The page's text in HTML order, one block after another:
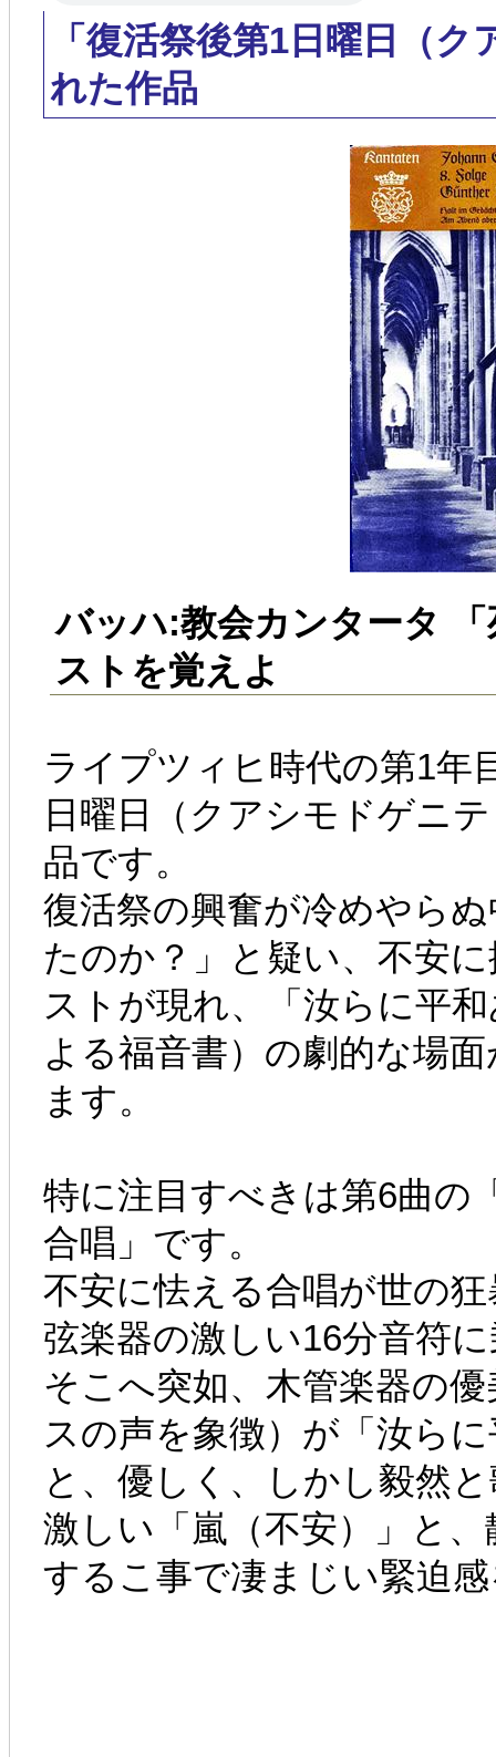
「復活祭後第1日曜日（
れた作品
バッハ:教会カンタータ
ストを覚えよ
ライプツィヒ時代の第1年
日曜日（クアシモドゲニ
品です。
復活祭の興奮が冷めやら
たのか？」と疑い、不安
ストが現れ、「汝らに平
よる福音書）の劇的な場
ます。
特に注目すべきは第6曲の
合唱」です。
不安に怯える合唱が世の
弦楽器の激しい16分音符
そこへ突如、木管楽器の
スの声を象徴）が「汝ら
と、優しく、しかし毅然
激しい「嵐（不安）」と
するこ事で凄まじい緊迫